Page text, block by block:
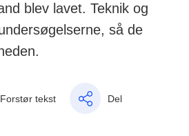
blev lavet. Teknik og
så de
Forstør tekst Del